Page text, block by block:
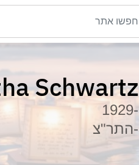
Schwartz
-1929
-התר"צ